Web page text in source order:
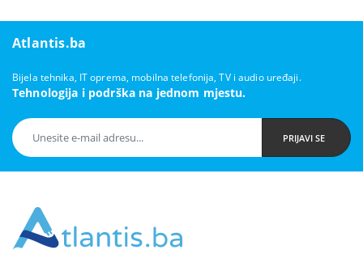
Atlantis.ba
Bijela tehnika, IT oprema, mobilna telefonija, TV i audio uređaji.
Tehnologija i podrška na jednom mjestu.
PRIJAVI SE